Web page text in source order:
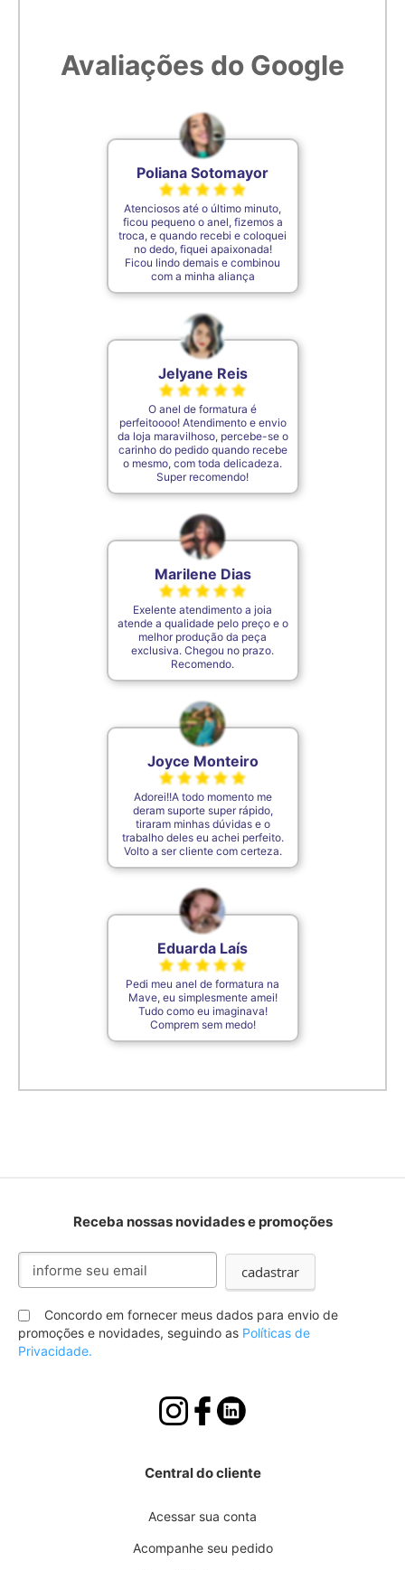
6,8cm 28
7,1cm 31
7,5cm 35
De acordo com o padrão ABNT
Avaliações do Google
Poliana Sotomayor
Atenciosos até o último minuto,
ficou pequeno o anel, fizemos a
troca, e quando recebi e coloquei
no dedo, fiquei apaixonada!
Ficou lindo demais e combinou
com a minha aliança
Jelyane Reis
O anel de formatura é
perfeitoooo! Atendimento e envio
da loja maravilhoso, percebe-se o
carinho do pedido quando recebe
o mesmo, com toda delicadeza.
Super recomendo!
Marilene Dias
Exelente atendimento a joia
atende a qualidade pelo preço e o
melhor produção da peça
exclusiva. Chegou no prazo.
Recomendo.
Joyce Monteiro
Adorei!!A todo momento me
deram suporte super rápido,
tiraram minhas dúvidas e o
trabalho deles eu achei perfeito.
Volto a ser cliente com certeza.
Eduarda Laís
Pedi meu anel de formatura na
Mave, eu simplesmente amei!
Tudo como eu imaginava!
Comprem sem medo!
Receba nossas novidades e promoções
Inscreva-
nossa
Newsletter:
cadastrar
Concordo em fornecer meus dados para envio de
promoções e novidades, seguindo as Políticas de
Privacidade.
Central do cliente
Acessar sua conta
Acompanhe seu pedido